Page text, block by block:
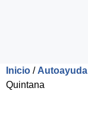
Inicio / Autoayuda
Quintana